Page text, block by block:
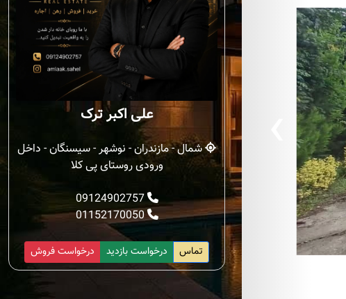
علی اکبر ترک
شمال - مازندران - نوشهر - سیسنگان - داخل
ورودی روستای پی کلا
09124902757
01152170050
درخواست فروش درخواست بازدید تماس